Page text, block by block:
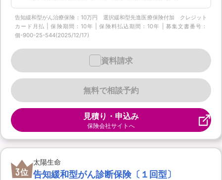
告知緩和型がん治療保険：10万円 選択緩和型先進医療保険付加 クレジット
カード月払 | 保険期間：10年 | 保険料払込期間：10年 | 募集文書番号：
個-900-25-544(2025/12/17)
無料で相談予約
資料請求
見積り・申込み
保険会社サイトへ
3位
太陽生命
告知緩和型がん診断保険〔１回型〕